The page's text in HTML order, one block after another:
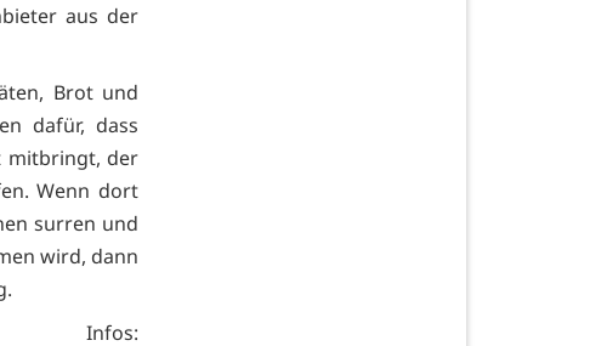
aus der
Brot und
dafür, dass
mitbringt, der
Wenn dort
surren und
wird, dann